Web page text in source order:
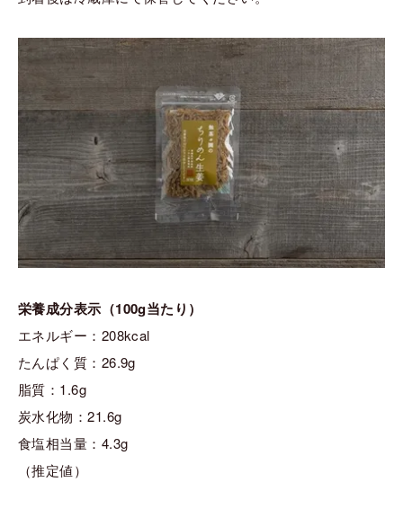
栄養成分表示（100g当たり）
エネルギー：208kcal
たんぱく質：26.9g
脂質：1.6g
炭水化物：21.6g
食塩相当量：4.3g
（推定値）